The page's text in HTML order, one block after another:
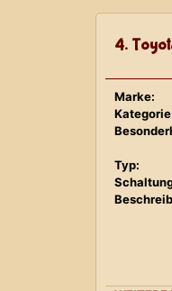
4.
Marke:
Typ: